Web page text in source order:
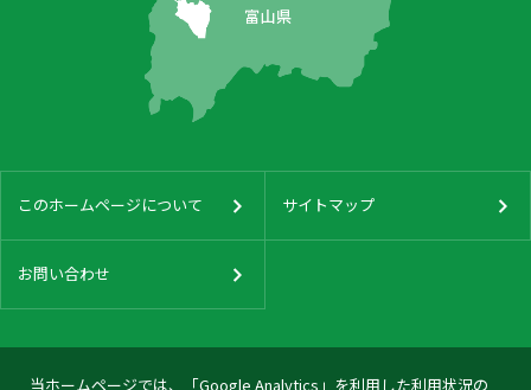
当ホームページでは、「Google Analytics」を利用した利用状況の
このホームページについて サイトマップ
お問い合わせ